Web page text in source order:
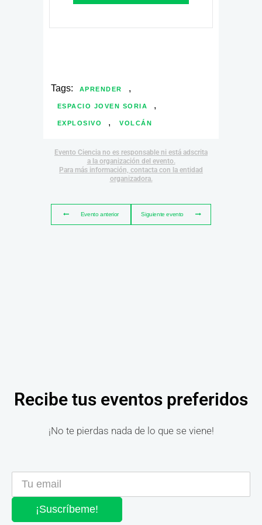
Tags: APRENDER ,
ESPACIO JOVEN SORIA ,
EXPLOSIVO , VOLCÁN
Evento Ciencia no es responsable ni está adscrita
a la organización del evento.
Para más información, contacta con la entidad
organizadora.
Evento anterior Siguiente evento
Recibe tus eventos preferidos
¡No te pierdas nada de lo que se viene!
¡Suscríbeme!